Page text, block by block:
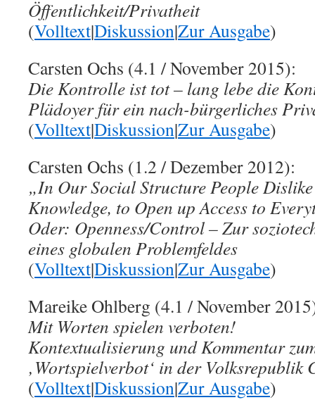
Öffentlichkeit/Privatheit
(Volltext|Diskussion|Zur Ausgabe)
Carsten Ochs (4.1 / November 2015):
Die Kontrolle ist tot – lang lebe die
Plädoyer für ein nach-bürgerliches
(Volltext|Diskussion|Zur Ausgabe)
Carsten Ochs (1.2 / Dezember 2012):
„In Our Social Structure People Dislike
Knowledge, to Open up Access to
Oder: Openness/Control – Zur
eines globalen Problemfeldes
(Volltext|Diskussion|Zur Ausgabe)
Mareike Ohlberg (4.1 / November
Mit Worten spielen verboten!
Kontextualisierung und Kommentar
‚Wortspielverbot‘ in der Volksrepublik
(Volltext|Diskussion|Zur Ausgabe)